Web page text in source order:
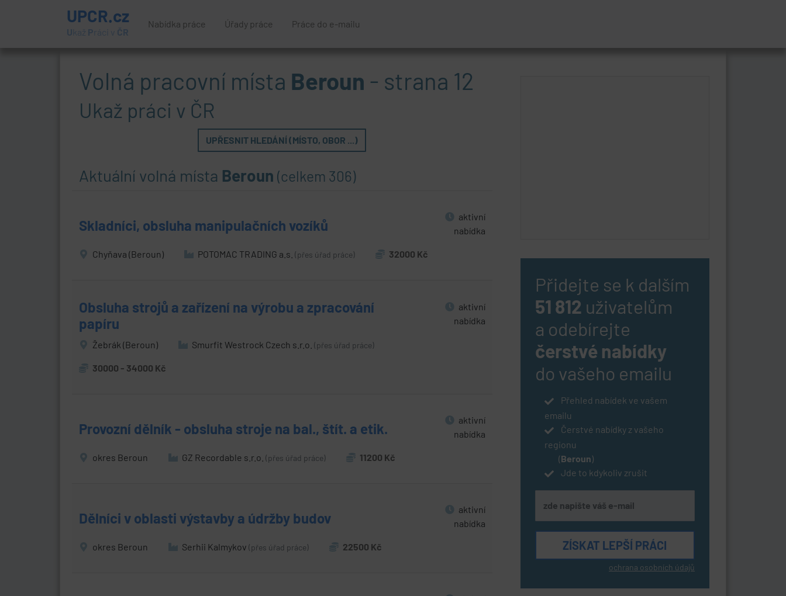
UPCR.cz
U kaž P ráci v ČR
Nabídka práce Úřady práce Práce do e-mailu
Volná pracovní místa Beroun - strana 12
Ukaž práci v ČR
UPŘESNIT HLEDÁNÍ (MÍSTO, OBOR ...)
Aktuální volná místa Beroun (celkem 306)
Skladníci, obsluha manipulačních vozíků
aktivní
nabídka
Chyňava (Beroun) POTOMAC TRADING a.s. (přes úřad práce) 32000 Kč
Obsluha strojů a zařízení na výrobu a zpracování
papíru
aktivní
nabídka
Žebrák (Beroun) Smurfit Westrock Czech s.r.o. (přes úřad práce)
30000 - 34000 Kč
Provozní dělník - obsluha stroje na bal., štít. a etik.
aktivní
nabídka
okres Beroun GZ Recordable s.r.o. (přes úřad práce) 11200 Kč
Dělníci v oblasti výstavby a údržby budov
aktivní
nabídka
okres Beroun Serhii Kalmykov (přes úřad práce) 22500 Kč
Přidejte se k dalším
51 812 uživatelům
a odebírejte
čerstvé nabídky
do vašeho emailu
Přehled nabídek ve vašem
emailu
Čerstvé nabídky z vašeho
regionu
(Beroun)
Jde to kdykoliv zrušit
ochrana osobních údajů